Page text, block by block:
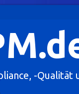
-Qualität